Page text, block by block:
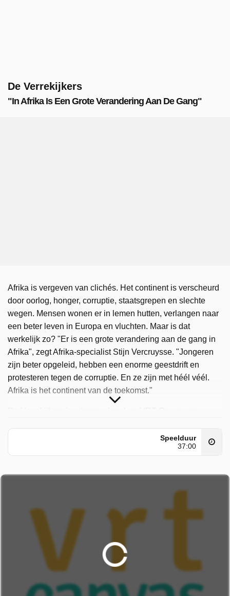
De Verrekijkers
"In Afrika Is Een Grote Verandering Aan De Gang"
Afrika is vergeven van clichés. Het continent is verscheurd
door oorlog, honger, corruptie, staatsgrepen en slechte
wegen. Mensen wonen er in lemen hutten, verlangen naar
een beter leven in Europa en vluchten. Maar is dat
werkelijk zo? "Er is een grote verandering aan de gang in
Afrika", zegt Afrika-specialist Stijn Vercruysse. "Jongeren
zijn beter opgeleid, hebben een enorme geestdrift en
protesteren tegen de corruptie. En ze zijn met héél véél.
Afrika is het continent van de toekomst."
Speelduur
37:00